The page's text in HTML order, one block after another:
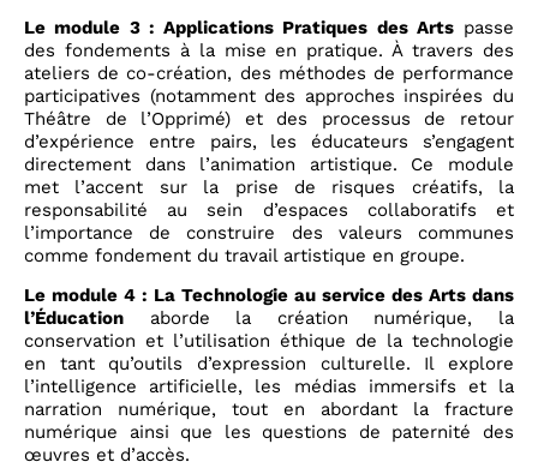
Le module 3 : Applications Pratiques des Artspasse
des fondements à la mise en pratique. À travers des
ateliers de co-création, des méthodes de performance
participatives (notamment des approches inspirées du
Théâtre de l’Opprimé) et des processus de retour
d’expérience entre pairs, les éducateurs s’engagent
directement dans l’animation artistique. Ce module
met l’accent sur la prise de risques créatifs, la
responsabilité au sein d’espaces collaboratifs et
l’importance de construire des valeurs communes
comme fondement du travail artistique en groupe.
Le module 4 : La Technologie au service des Arts dans
l’Éducation aborde la création numérique, la
conservation et l’utilisation éthique de la technologie
en tant qu’outils d’expression culturelle. Il explore
l’intelligence artificielle, les médias immersifs et la
narration numérique, tout en abordant la fracture
numérique ainsi que les questions de paternité des
œuvres et d’accès.